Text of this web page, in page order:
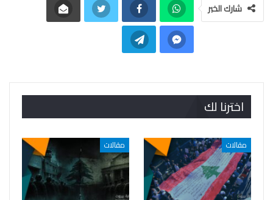
شارك الخبر
اخترنا لك
مقالات مقالات